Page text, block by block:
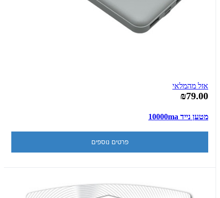
אזל מהמלאי
₪79.00
מטען נייד 10000ma
פרטים נוספים